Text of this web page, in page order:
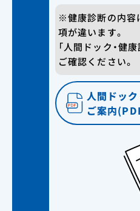
※健康診断の内容
項が違います。
「人間ドック・健
ご確認ください。
人間ドック
ご案内